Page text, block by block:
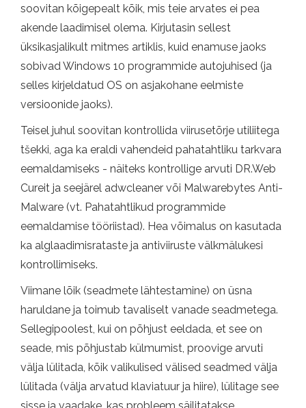
soovitan kõigepealt kõik, mis teie arvates ei pea
akende laadimisel olema. Kirjutasin sellest
üksikasjalikult mitmes artiklis, kuid enamuse jaoks
sobivad Windows 10 programmide autojuhised (ja
selles kirjeldatud OS on asjakohane eelmiste
versioonide jaoks).
Teisel juhul soovitan kontrollida viirusetõrje utiliitega
tšekki, aga ka eraldi vahendeid pahatahtliku tarkvara
eemaldamiseks - näiteks kontrollige arvuti DR.Web
Cureit ja seejärel adwcleaner või Malwarebytes Anti-
Malware (vt. Pahatahtlikud programmide
eemaldamise tööriistad). Hea võimalus on kasutada
ka alglaadimisrataste ja antiviiruste välkmälukesi
kontrollimiseks.
Viimane lõik (seadmete lähtestamine) on üsna
haruldane ja toimub tavaliselt vanade seadmetega.
Sellegipoolest, kui on põhjust eeldada, et see on
seade, mis põhjustab külmumist, proovige arvuti
välja lülitada, kõik valikulised välised seadmed välja
lülitada (välja arvatud klaviatuur ja hiire), lülitage see